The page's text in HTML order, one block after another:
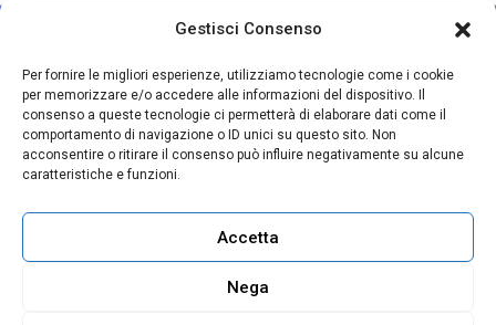
Gestisci Consenso
Per fornire le migliori esperienze, utilizziamo tecnologie come i cookie
per memorizzare e/o accedere alle informazioni del dispositivo. Il
consenso a queste tecnologie ci permetterà di elaborare dati come il
comportamento di navigazione o ID unici su questo sito. Non
acconsentire o ritirare il consenso può influire negativamente su alcune
caratteristiche e funzioni.
Accetta
Nega
Progetto Zefiro